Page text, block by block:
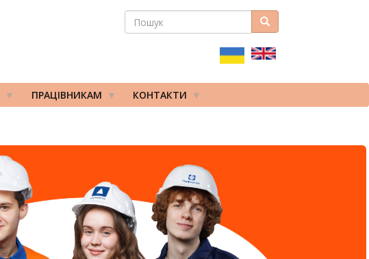
ПОШУКОВА
ПОШУК Пошук
ПРАЦІВНИКАМ КОНТАКТИ